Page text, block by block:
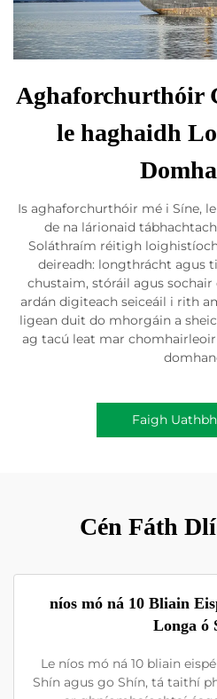
Aghaforchurthóir
le haghaidh
Is aghaforchurthóir mé i Síne,
de na lárionaid
Soláthraím réitigh
deireadh: longthrácht agus
chustaim, stóráil agus
ardán digiteach seiceáil i rith
ligean duit do mhorgáin a
ag tacú leat mar
Faigh
Cén Fáth
níos mó ná 10 Bliain
Longa ó
Le níos mó ná 10 bliain
Shín agus go Shín, tá taithí